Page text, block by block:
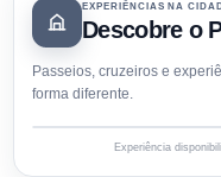
EXPERIÊNCIAS NA
Descobre o
Passeios, cruzeiros e
forma diferente.
Experiência